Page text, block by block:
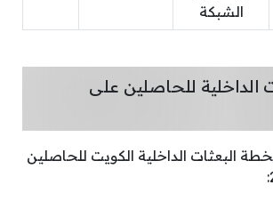
الشبكة
الداخلية للحاصلين على
البعثات الداخلية الكويت للحاصلين